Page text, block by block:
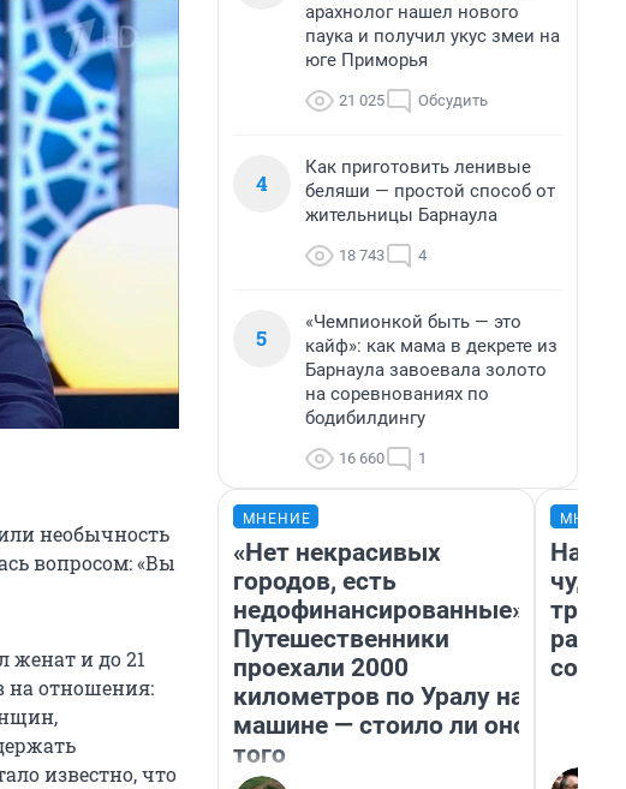
необычность
вопросом: «Вы
женат и до 21
на отношения:
известно, что
арахнолог нашел нового
паука и получил укус змеи на
юге Приморья
21 025 Обсудить
4
Как приготовить ленивые
беляши — простой способ от
жительницы Барнаула
18 743 4
5
«Чемпионкой быть — это
кайф»: как мама в декрете из
Барнаула завоевала золото
на соревнованиях по
бодибилдингу
16 660 1
МНЕНИЕ
«Нет некрасивых
городов, есть
недофинансированные».
Путешественники
проехали 2000
километров по Уралу на
машине — стоило ли оно
того